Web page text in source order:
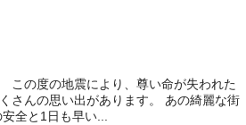
この度の地震により、尊い命が失われた
さんの思い出があります。 あの綺麗な街
全と1日も早い...